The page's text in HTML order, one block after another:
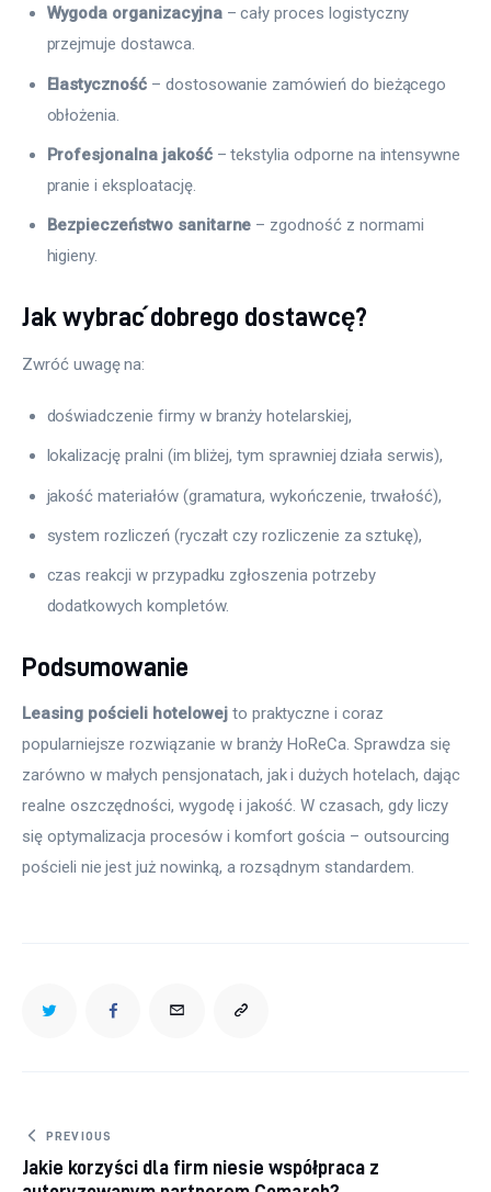
Wygoda organizacyjna– cały proces logistyczny
przejmuje dostawca.
Elastyczność– dostosowanie zamówień do bieżącego
obłożenia.
Profesjonalna jakość– tekstylia odporne na intensywne
pranie i eksploatację.
Bezpieczeństwo sanitarne – zgodność z normami
higieny.
Jak wybrać dobrego dostawcę?
Zwróć uwagę na:
doświadczenie firmy w branży hotelarskiej,
lokalizację pralni (im bliżej, tym sprawniej działa serwis),
jakość materiałów (gramatura, wykończenie, trwałość),
system rozliczeń (ryczałt czy rozliczenie za sztukę),
czas reakcji w przypadku zgłoszenia potrzeby
dodatkowych kompletów.
Podsumowanie
Leasing pościeli hotelowej to praktyczne i coraz
popularniejsze rozwiązanie w branży HoReCa. Sprawdza się
zarówno w małych pensjonatach, jak i dużych hotelach, dając
realne oszczędności, wygodę i jakość. W czasach, gdy liczy
się optymalizacja procesów i komfort gościa – outsourcing
pościeli nie jest już nowinką, a rozsądnym standardem.
Nawigacja wpisu
PREVIOUS
Jakie korzyści dla firm niesie współpraca z